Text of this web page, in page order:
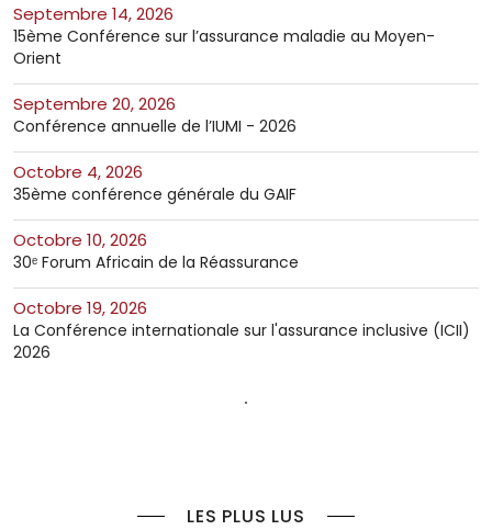
septembre 14, 2026
15ème Conférence sur l’assurance maladie au Moyen-
Orient
septembre 20, 2026
Conférence annuelle de l’IUMI - 2026
octobre 4, 2026
35ème conférence générale du GAIF
octobre 10, 2026
30ᵉ Forum Africain de la Réassurance
octobre 19, 2026
La Conférence internationale sur l'assurance inclusive (ICII)
2026
LES PLUS LUS